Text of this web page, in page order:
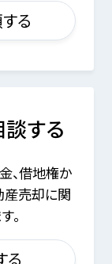
る
する
、借地権か
産売却に関
。
る